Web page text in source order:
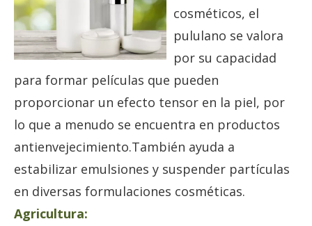
cosméticos, el
pululano se valora
por su capacidad
para formar películas que pueden
proporcionar un efecto tensor en la piel, por
lo que a menudo se encuentra en productos
antienvejecimiento.También ayuda a
estabilizar emulsiones y suspender partículas
en diversas formulaciones cosméticas.
Agricultura: